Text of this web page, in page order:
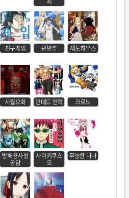
친구게임 던만추 새도하우스
사월요화 언데드 언럭 크로노
방패용사성
공담
사이키쿠스
오
무능한 나나